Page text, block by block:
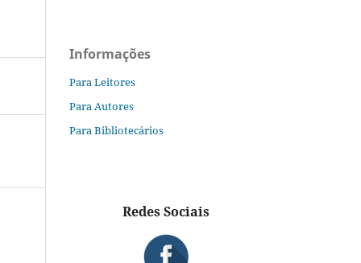
Informações
Para Leitores
Para Autores
Para Bibliotecários
Redes Sociais